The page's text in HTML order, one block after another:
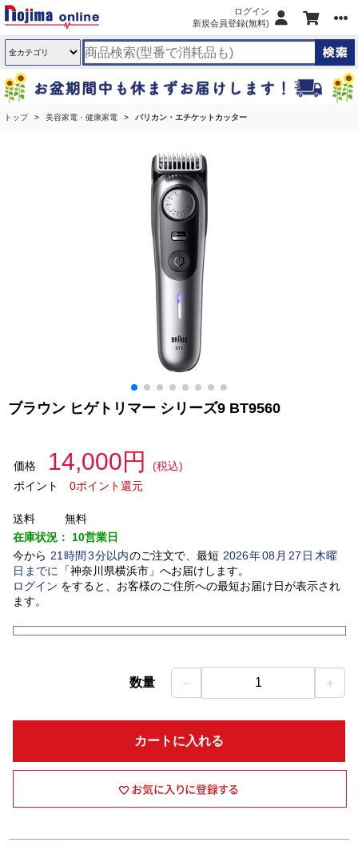
ログイン
新規会員登録(無料)
トップ 美容家電・健康家電 バリカン・エチケットカッター
ブラウン ヒゲトリマー シリーズ9 BT9560
価格 14,000円
(税込)
ポイント
0ポイント還元
送料
無料
在庫状況： 10営業日
今から 21 時間 3分以内のご注文で、最短 2026年08 月 27 日木曜
日 までに 「神奈川県横浜市」 へお届けします。
ログイン をすると、お客様のご住所への最短お届け日が表示され
ます。
数量 － 1 ＋
カートに入れる